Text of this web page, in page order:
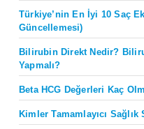
Türkiye’nin En İyi 10 Saç
Güncellemesi)
Bilirubin Direkt Nedir?
Yapmalı?
Beta HCG Değerleri Kaç
Kimler Tamamlayıcı